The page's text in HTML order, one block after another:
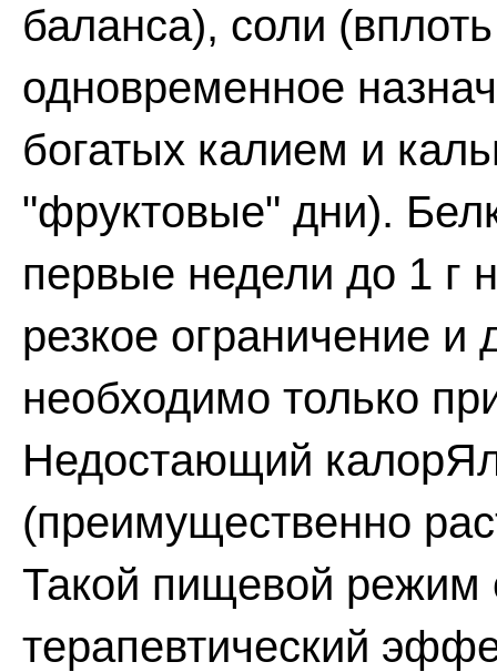
баланса), соли
одновременное
богатых калием и
"фруктовые" дни).
первые недели до 1 г
резкое ограничение
необходимо только
Недостающий
(преимущественно
Такой пищевой режим
терапевтический